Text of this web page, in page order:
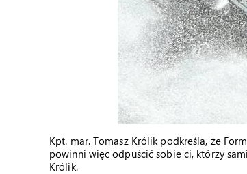
Kpt. mar. Tomasz Królik podkreśla, że
powinni więc odpuścić sobie ci, którzy
Królik.